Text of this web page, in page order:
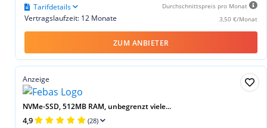
Durchschnittspreis pro Monat
3,50 €/Monat
Vertragslaufzeit: 12 Monate
Tarifdetails
ZUM ANBIETER
Anzeige
NVMe-SSD, 512MB RAM, unbegrenzt viele...
4,9 (28)